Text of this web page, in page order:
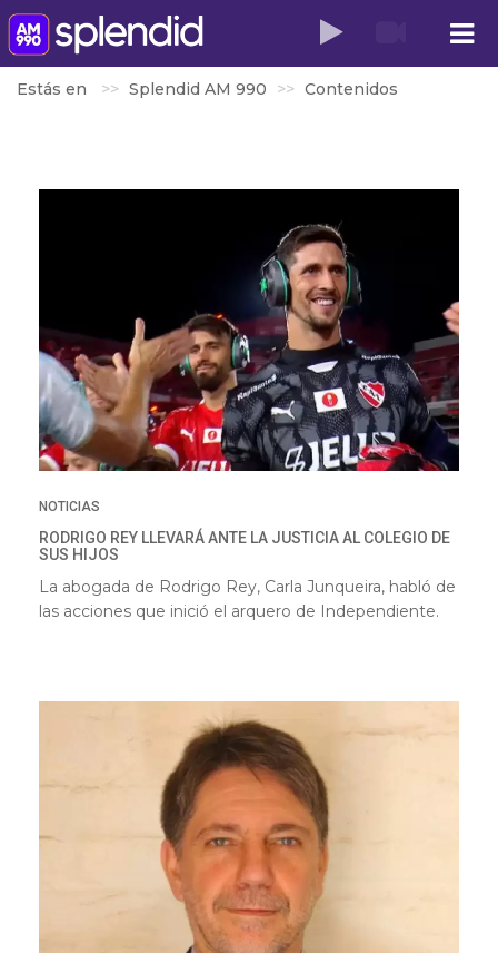
Estás en Splendid AM 990 Contenidos
NOTICIAS
RODRIGO REY LLEVARÁ ANTE LA JUSTICIA AL COLEGIO DE
SUS HIJOS
La abogada de Rodrigo Rey, Carla Junqueira, habló de
las acciones que inició el arquero de Independiente.